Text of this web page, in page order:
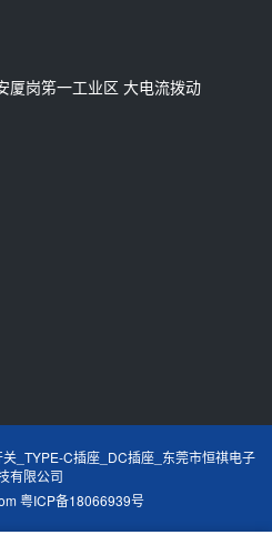
厦岗笫一工业区 大电流拨动
_TYPE-C插座_DC插座_东莞市恒祺电子
有限公司
粤ICP备18066939号